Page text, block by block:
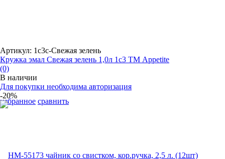
избранное сравнить
Артикул: 1с3с-Свежая зелень
Кружка эмал Свежая зелень 1,0л 1с3 ТМ Appetite
(0)
В наличии
Для покупки необходима авторизация
-20%